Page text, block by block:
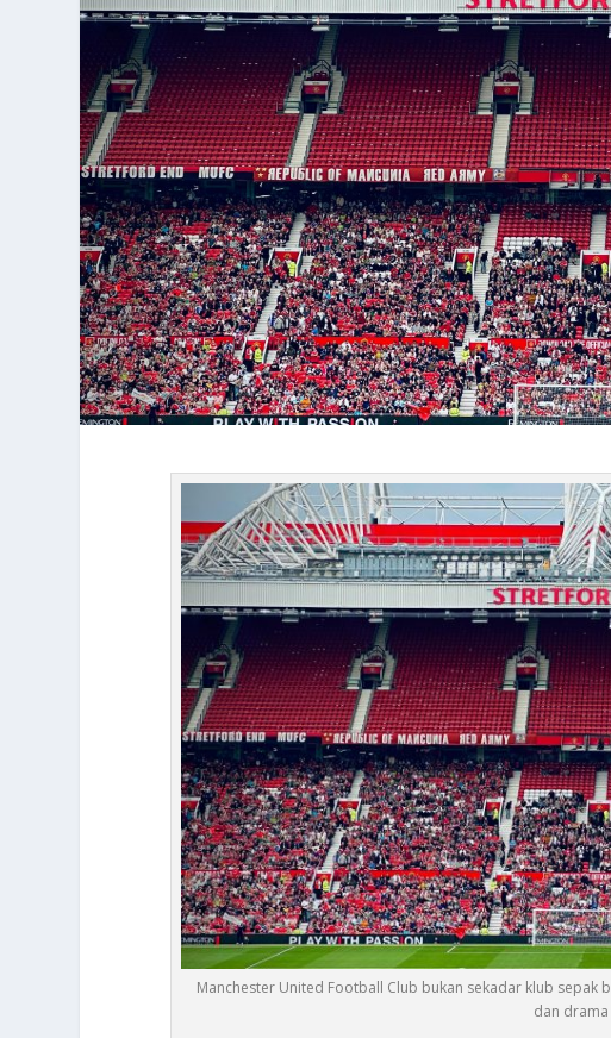
Manchester United Football Club bukan sekadar klub sepak
dan